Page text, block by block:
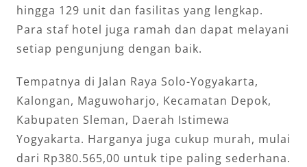
hingga 129 unit dan fasilitas yang lengkap.
Para staf hotel juga ramah dan dapat melayani
setiap pengunjung dengan baik.
Tempatnya di Jalan Raya Solo-Yogyakarta,
Kalongan, Maguwoharjo, Kecamatan Depok,
Kabupaten Sleman, Daerah Istimewa
Yogyakarta. Harganya juga cukup murah, mulai
dari Rp380.565,00 untuk tipe paling sederhana.